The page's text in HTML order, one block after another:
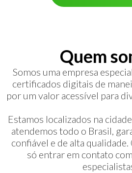
Quem
Somos uma empresa
certificados digitais de
por um valor acessível para
Estamos localizados na
atendemos todo o Brasil,
confiável e de alta
só entrar em contato